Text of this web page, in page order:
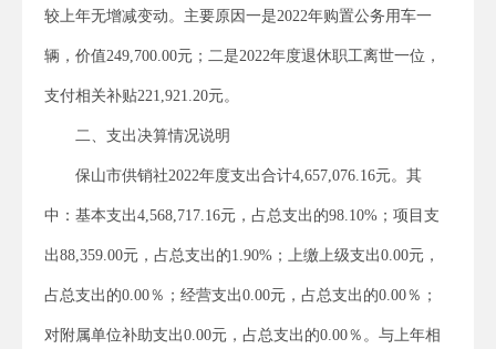
较上年无增减变动。主要原因一是2022年购置公务用车一
辆，价值249,700.00元；二是2022年度退休职工离世一位，
支付相关补贴221,921.20元。
二、支出决算情况说明
保山市供销社2022年度支出合计4,657,076.16元。其
中：基本支出4,568,717.16元，占总支出的98.10%；项目支
出88,359.00元，占总支出的1.90%；上缴上级支出0.00元，
占总支出的0.00％；经营支出0.00元，占总支出的0.00％；
对附属单位补助支出0.00元，占总支出的0.00％。与上年相